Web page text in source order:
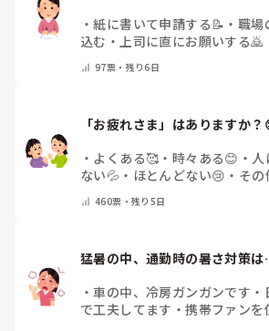
・紙に書いて申請する📝 ・ 職場
込む ・ 上司に直にお願いする🙇
97票・ 残り6日
「お疲れさま」はありますか？
・ よくある🥰 ・ 時々ある😊 ・
ない💦 ・ ほとんどない😢 ・ そ
460票・残り5日
猛暑の中、通勤時の暑さ対策
・車の中、冷房ガンガンです ・
で工夫してます ・携帯ファンを